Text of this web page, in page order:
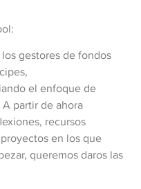
gestores de fondos
el enfoque de
partir de ahora
recursos
en los que
queremos daros las